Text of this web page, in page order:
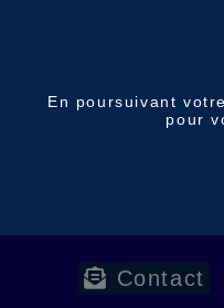
En poursuivant
pour
Contact